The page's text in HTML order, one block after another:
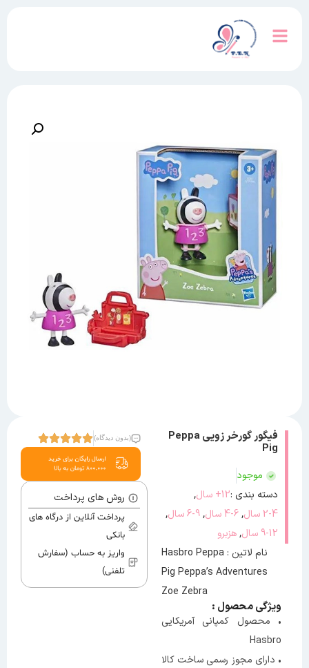
فیگور گورخر زویی Peppa
Pig
موجود
دسته بندی :12+ سال ,
2-4 سال ,4-6 سال ,6-9 سال ,
9-12 سال ,هزبرو
نام لاتین : Hasbro Peppa
Pig Peppa’s Adventures
Zoe Zebra
ویژگی محصول :
• محصول کمپانی آمریکایی
Hasbro
• دارای مجوز رسمی ساخت کالا
(بدون دیدگاه)
روش های پرداخت
پرداخت آنلاین از درگاه های
بانکی
واریز به حساب (سفارش
تلفنی)